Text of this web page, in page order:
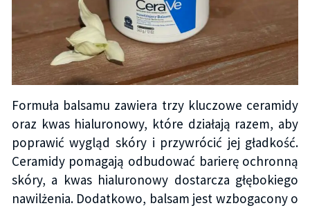
Formuła balsamu zawiera trzy kluczowe ceramidy
oraz kwas hialuronowy, które działają razem, aby
poprawić wygląd skóry i przywrócić jej gładkość.
Ceramidy pomagają odbudować barierę ochronną
skóry, a kwas hialuronowy dostarcza głębokiego
nawilżenia. Dodatkowo, balsam jest wzbogacony o